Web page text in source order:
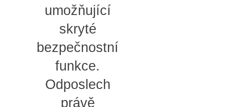
umožňující
skryté
bezpečnostní
funkce.
Odposlech
právě